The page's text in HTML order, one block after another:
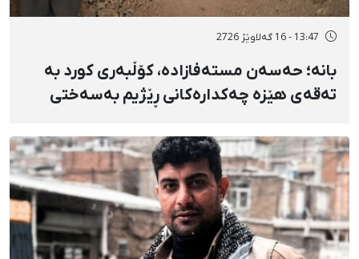
13:47 - 16 گەلاوێژ 2726
بانه؛ حەسەن مستەفازادە، کۆڵبەری کورد بە
تەقەی هێزە چەکدارەکانی ڕێژیم بەسەختی